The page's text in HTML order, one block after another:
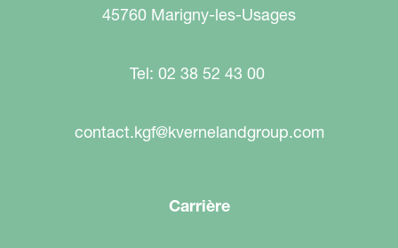
45760 Marigny-les-Usages
Tel: 02 38 52 43 00
contact.kgf@kvernelandgroup.com
Carrière